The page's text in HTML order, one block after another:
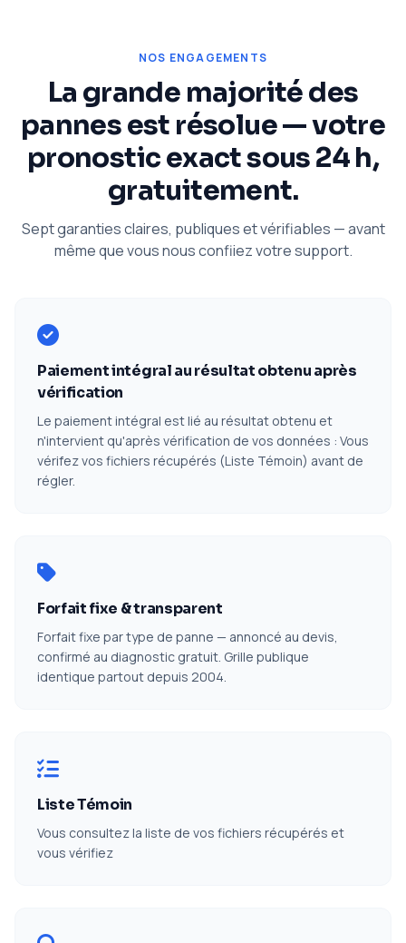
NOS ENGAGEMENTS
La grande majorité des
pannes est résolue — votre
pronostic exact sous 24 h,
gratuitement.
Sept garanties claires, publiques et vérifiables — avant
même que vous nous confiiez votre support.
Paiement intégral au résultat obtenu après
vérification
Le paiement intégral est lié au résultat obtenu et
n'intervient qu'après vérification de vos données : Vous
vérifez vos fichiers récupérés (Liste Témoin) avant de
régler.
Forfait fixe & transparent
Forfait fixe par type de panne — annoncé au devis,
confirmé au diagnostic gratuit. Grille publique
identique partout depuis 2004.
Liste Témoin
Vous consultez la liste de vos fichiers récupérés et
vous vérifiez